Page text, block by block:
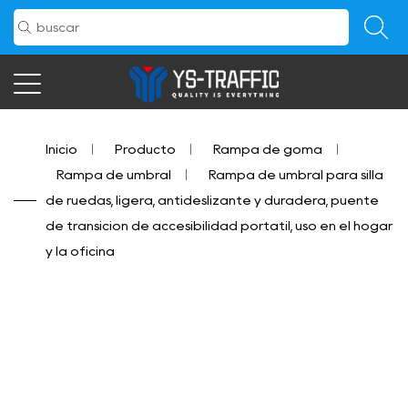
Inicio Producto Rampa de goma
Rampa de umbral Rampa de umbral para silla
de ruedas, ligera, antideslizante y duradera, puente
de transición de accesibilidad portátil, uso en el hogar
y la oficina